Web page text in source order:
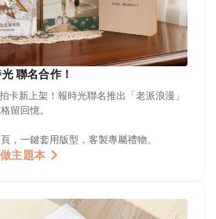
聯名合作！
卡新上架！報時光聯名推出「老派浪漫」
留回憶。
，一鍵套用版型，客製專屬禮物。
主題本